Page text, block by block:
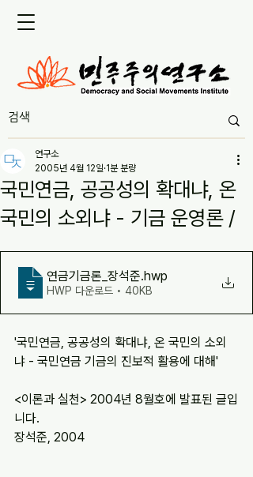
국민연금, 공공성의 확대냐, 온
국민의 소외냐 - 기금 운영론 /
연구소
2005년 4월 12일 1분 분량
연금기금론_장석준.hwp
HWP 다운로드 • 40KB
'국민연금, 공공성의 확대냐, 온 국민의 소외
냐 - 국민연금 기금의 진보적 활용에 대해'
<이론과 실천> 2004년 8월호에 발표된 글입
니다.
장석준, 2004